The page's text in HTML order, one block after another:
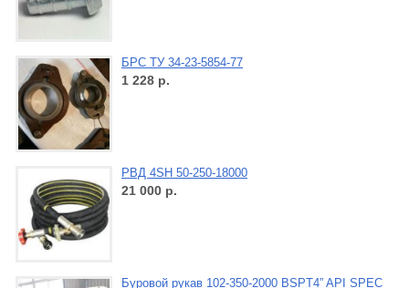
БРС ТУ 34-23-5854-77
1 228 р.
РВД 4SH 50-250-18000
21 000 р.
Буровой рукав 102-350-2000 BSPT4” API SPEC